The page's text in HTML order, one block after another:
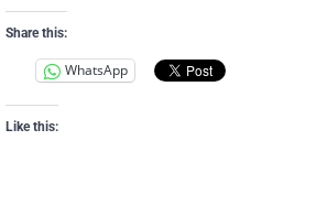
Share this:
WhatsApp
Like this: